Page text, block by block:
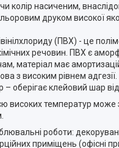
колір насиченим,
друком високої
(ПВХ) - це
речовин. ПВХ є
матеріал має
з високим рівнем адгезії.
– оберігає клейовий шар
високих температур
роботи:
приміщень (офісні